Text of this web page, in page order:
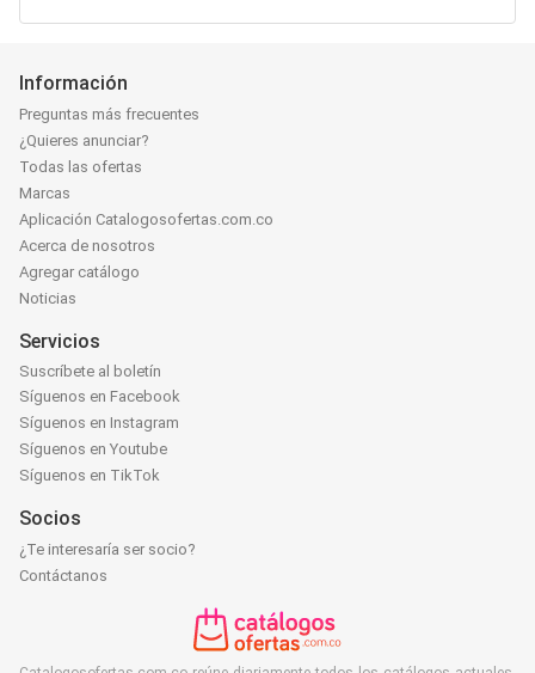
Información
Preguntas más frecuentes
¿Quieres anunciar?
Todas las ofertas
Marcas
Aplicación Catalogosofertas.com.co
Acerca de nosotros
Agregar catálogo
Noticias
Servicios
Suscríbete al boletín
Síguenos en Facebook
Síguenos en Instagram
Síguenos en Youtube
Síguenos en TikTok
Socios
¿Te interesaría ser socio?
Contáctanos